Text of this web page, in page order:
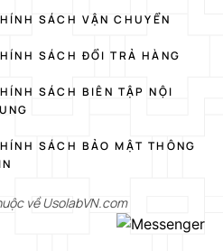
SÁCH VẬN CHUYỂN
SÁCH ĐỔI TRẢ HÀNG
SÁCH BIÊN TẬP NỘI
SÁCH BẢO MẬT THÔNG
về UsolabVN.com